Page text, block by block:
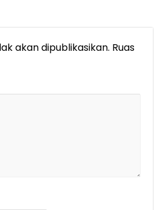
akan dipublikasikan. Ruas